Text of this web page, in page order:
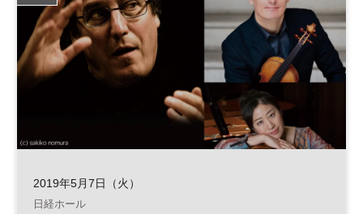
2019年5月7日（火）
日経ホール